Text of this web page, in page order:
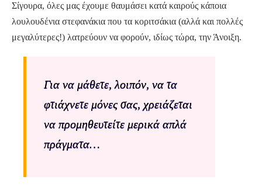
Σίγουρα, όλες μας έχουμε θαυμάσει κατά καιρούς κάποια
λουλουδένια στεφανάκια που τα κοριτσάκια (αλλά και πολλές
μεγαλύτερες!) λατρεύουν να φορούν, ιδίως τώρα, την Άνοιξη.
Για να μάθετε, λοιπόν, να τα
φτιάχνετε μόνες σας, χρειάζεται
να προμηθευτείτε μερικά απλά
πράγματα…